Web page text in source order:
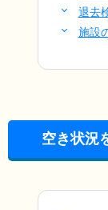
退去
施設
空き状況